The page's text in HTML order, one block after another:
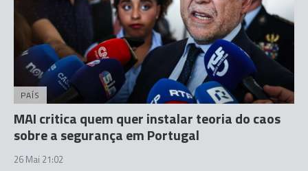
PAÍS
MAI critica quem quer instalar teoria do caos
sobre a segurança em Portugal
26 Mai 21:02